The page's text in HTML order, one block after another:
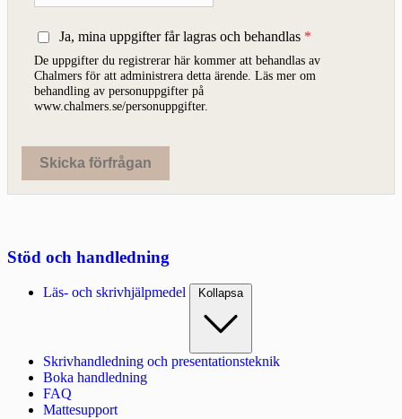
De uppgifter du registrerar här kommer att behandlas av
Chalmers för att administrera detta ärende. Läs mer om
behandling av personuppgifter på
www.chalmers.se/personuppgifter.
Ja, mina uppgifter får lagras och behandlas
Stöd och handledning
Läs- och skrivhjälpmedel Kollapsa
Skrivhandledning och presentationsteknik
Boka handledning
FAQ
Mattesupport